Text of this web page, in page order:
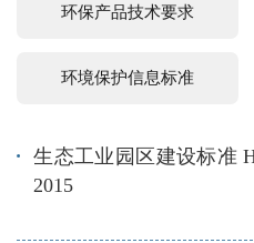
环保产品技术要求
环境保护信息标准
生态工业园区建设标准
2015